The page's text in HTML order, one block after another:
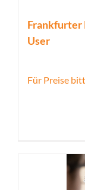
Frankfurter
User
Für Preise